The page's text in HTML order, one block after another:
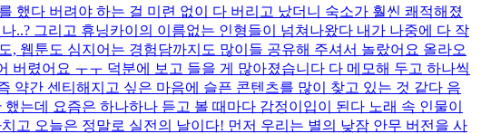
했다 버려야 하는 걸 미련 없이 다 버리고 났더니 숙소가 훨씬 쾌적해졌
..? 그리고 휴닝카이의 이름없는 인형들이 넘쳐나왔다 내가 나중에 다 작
, 웹툰도 심지어는 경험담까지도 많이들 공유해 주셔서 놀랐어요 올라오
렸어요 ㅜㅜ 덕분에 보고 들을 게 많아졌습니다 다 메모해 두고 하나씩
약간 센티해지고 싶은 마음에 슬픈 콘텐츠를 많이 찾고 있는 것 같다 음
는데 요즘은 하나하나 듣고 볼 때마다 감정이입이 된다 노래 속 인물이
고 오늘은 정말로 실전의 날이다! 먼저 우리는 별의 낮잠 안무 버전을 사